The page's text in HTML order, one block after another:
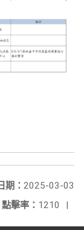
期： 2025-03-03
點擊率： 1210 |